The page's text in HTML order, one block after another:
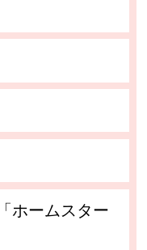
ホームスター